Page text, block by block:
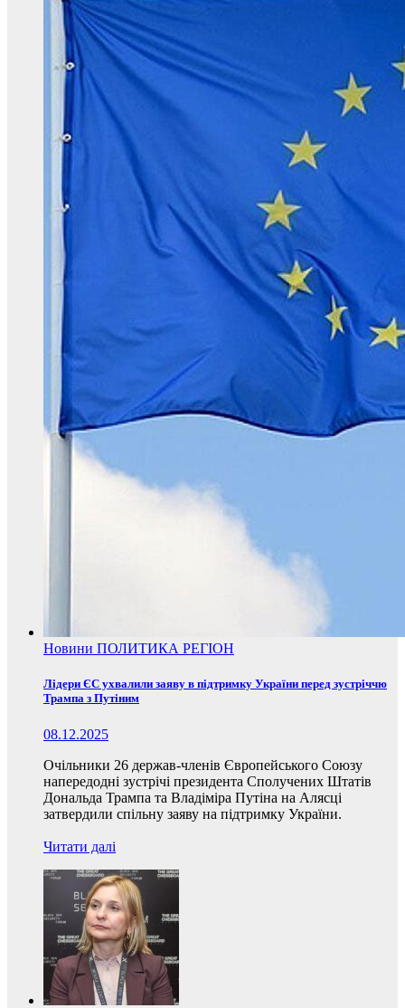
Новини ПОЛИТИКА РЕГІОН
Лідери ЄС ухвалили заяву в підтримку України перед зустріччю
Трампа з Путіним
08.12.2025
Очільники 26 держав-членів Європейського Союзу
напередодні зустрічі президента Сполучених Штатів
Дональда Трампа та Владіміра Путіна на Алясці
затвердили спільну заяву на підтримку України.
Читати далі